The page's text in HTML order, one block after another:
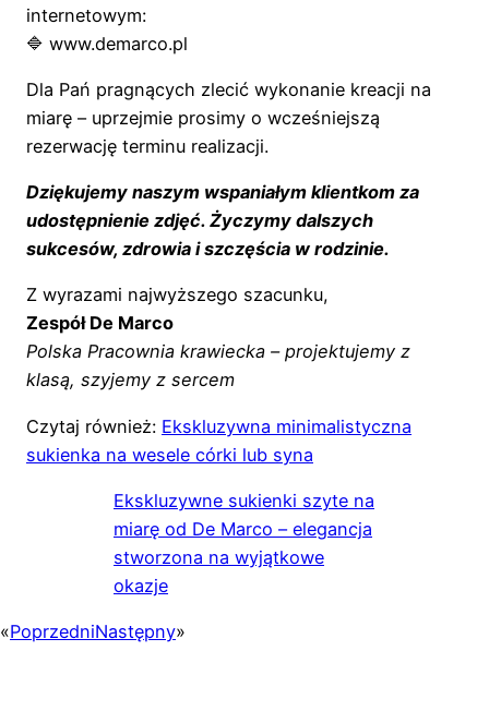
internetowym:
🔷 www.demarco.pl
Dla Pań pragnących zlecić wykonanie kreacji na
miarę – uprzejmie prosimy o wcześniejszą
rezerwację terminu realizacji.
Dziękujemy naszym wspaniałym klientkom za
udostępnienie zdjęć. Życzymy dalszych
sukcesów, zdrowia i szczęścia w rodzinie.
Z wyrazami najwyższego szacunku,
Zespół De Marco
Polska Pracownia krawiecka – projektujemy z
klasą, szyjemy z sercem
Czytaj również: Ekskluzywna minimalistyczna
sukienka na wesele córki lub syna
Ekskluzywne sukienki szyte na
miarę od De Marco – elegancja
stworzona na wyjątkowe
okazje
«PoprzedniNastępny»